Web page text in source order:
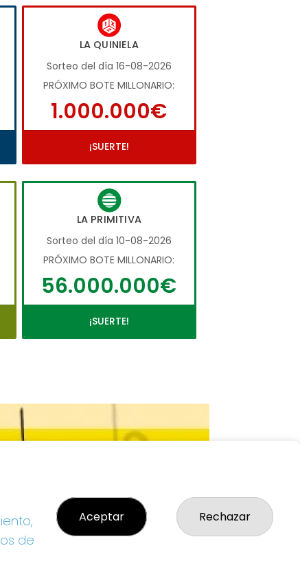
LA QUINIELA
Sorteo del día 16-08-2026
PRÓXIMO BOTE MILLONARIO:
1.000.000€
¡SUERTE!
LA PRIMITIVA
Sorteo del día 10-08-2026
PRÓXIMO BOTE MILLONARIO:
56.000.000€
¡SUERTE!
de
Aceptar Rechazar